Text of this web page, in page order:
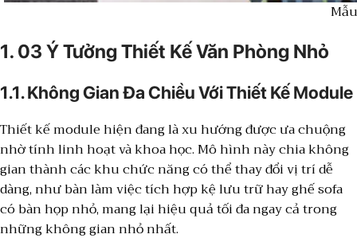
1. 03 Ý Tưởng Thiết Kế Văn Phòng Nhỏ
1.1. Không Gian Đa Chiều Với Thiết Kế Module
Thiết kế module hiện đang là xu hướng được ưa chuộng
nhờ tính linh hoạt và khoa học. Mô hình này chia không
gian thành các khu chức năng có thể thay đổi vị trí dễ
dàng, như bàn làm việc tích hợp kệ lưu trữ hay ghế sofa
có bàn họp nhỏ, mang lại hiệu quả tối đa ngay cả trong
những không gian nhỏ nhất.